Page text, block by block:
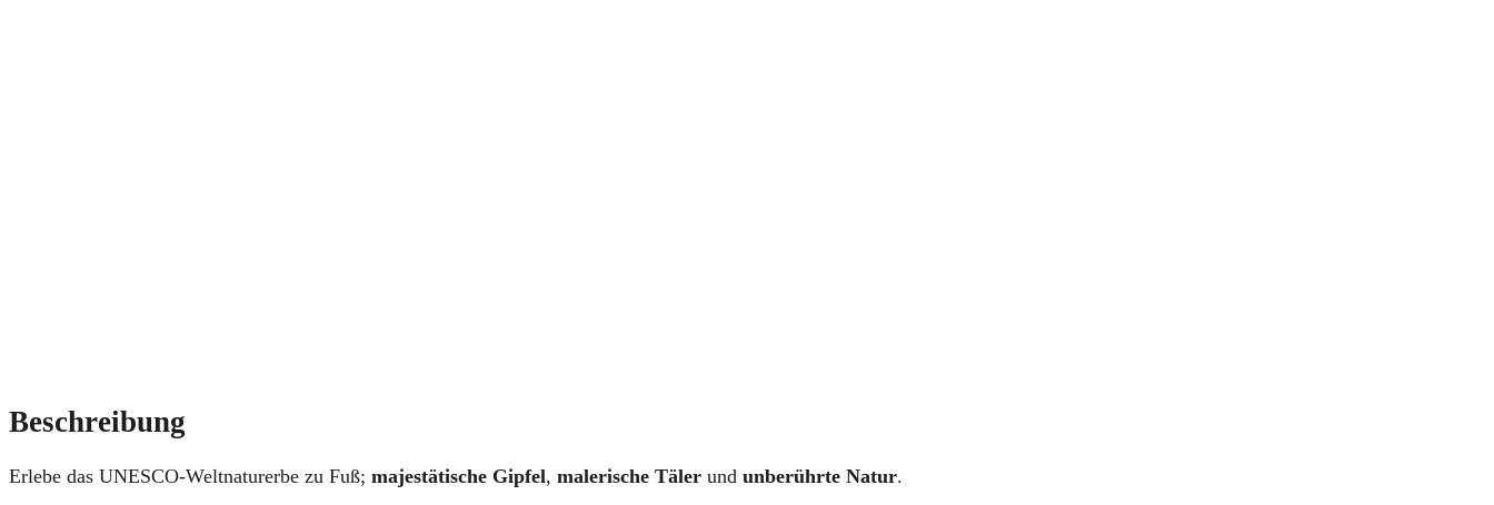
Beschreibung
Erlebe das UNESCO-Weltnaturerbe zu Fuß; majestätische Gipfel, malerische Täler und unberührte Natur.